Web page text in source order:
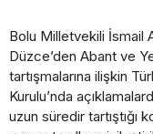
Bolu Milletvekili İsmail
Düzce’den Abant ve
tartışmalarına ilişkin
Kurulu’nda
uzun süredir tartıştığı